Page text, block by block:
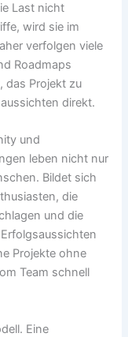
Last nicht
wird sie im
verfolgen viele
Roadmaps
das Projekt zu
direkt.
und
leben nicht nur
Bildet sich
die
und die
Projekte ohne
Team schnell
Eine